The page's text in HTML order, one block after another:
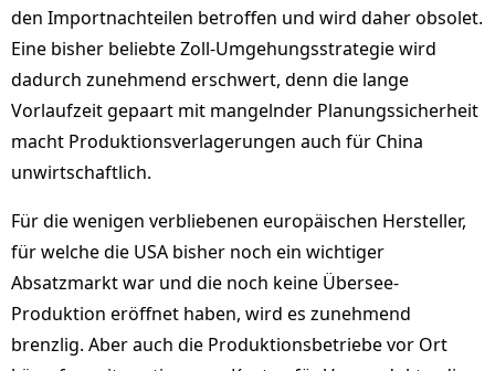
den Importnachteilen betroffen und wird daher obsolet.
Eine bisher beliebte Zoll-Umgehungsstrategie wird
dadurch zunehmend erschwert, denn die lange
Vorlaufzeit gepaart mit mangelnder Planungssicherheit
macht Produktionsverlagerungen auch für China
unwirtschaftlich.
Für die wenigen verbliebenen europäischen Hersteller,
für welche die USA bisher noch ein wichtiger
Absatzmarkt war und die noch keine Übersee-
Produktion eröffnet haben, wird es zunehmend
brenzlig. Aber auch die Produktionsbetriebe vor Ort